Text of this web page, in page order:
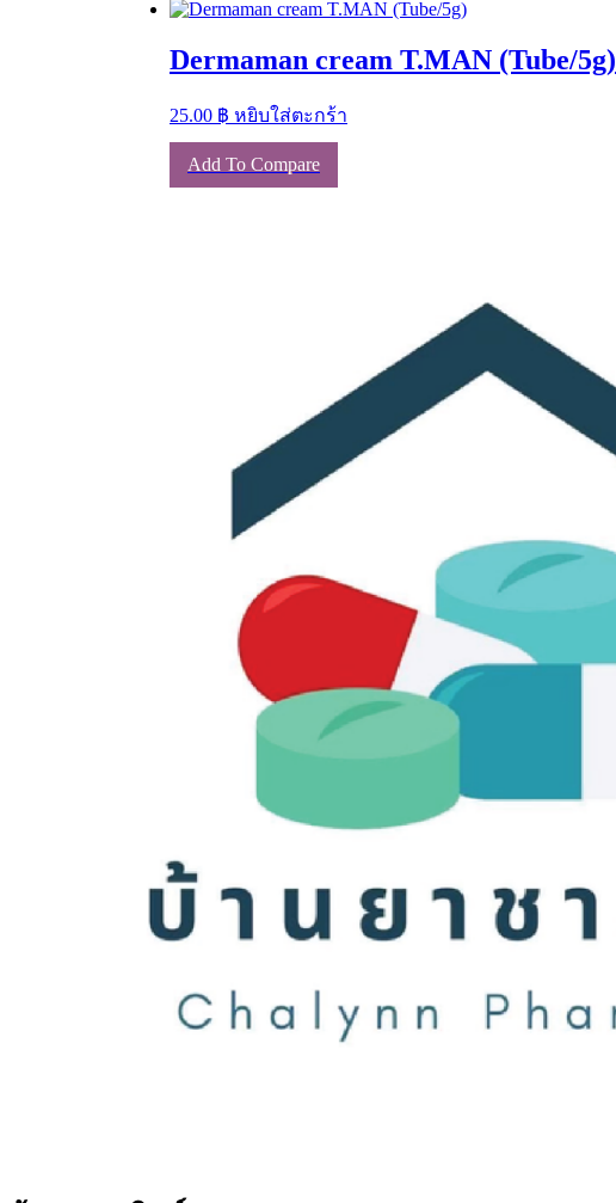
Dermaman cream T.MAN (Tube/5g)
25.00 ฿ หยิบใส่ตะกร้า
Add To Compare